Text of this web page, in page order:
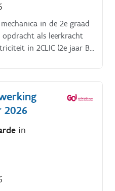
in de 2e graad
als leerkracht
in 2CLIC (2e jaar B-
2026
in